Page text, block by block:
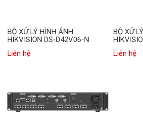
BỘ XỬ LÝ HÌNH ẢNH
HIKVISION DS-D42V06-N
Liên hệ
BỘ XỬ
Liên hệ